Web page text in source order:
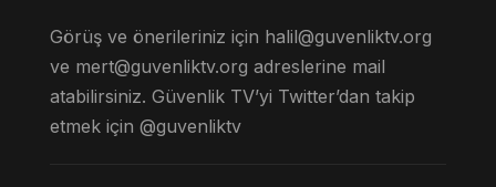
Görüş ve önerileriniz için halil@guvenliktv.org
ve mert@guvenliktv.org adreslerine mail
atabilirsiniz. Güvenlik TV’yi Twitter’dan takip
etmek için @guvenliktv